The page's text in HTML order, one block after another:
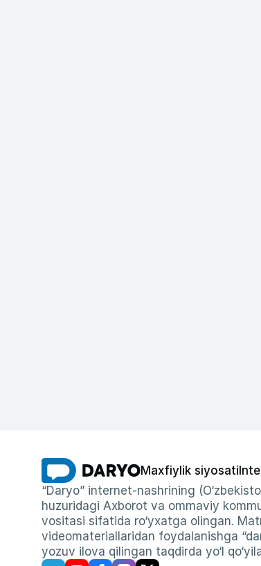
Maxfiylik siyosati
“Daryo” internet-nashrining
huzuridagi Axborot va ommaviy
vositasi sifatida ro‘yxatga olingan.
videomateriallaridan foydalanishga
yozuv ilova qilingan taqdirda yo‘l